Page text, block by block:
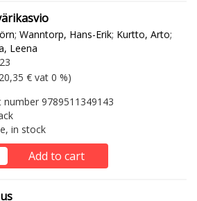
; Wanntorp, Hans-Erik; Kurtto, Arto;
Leena
hinta
vat€ vat 0 %)
number 9789511349143
in stock
Add to cart